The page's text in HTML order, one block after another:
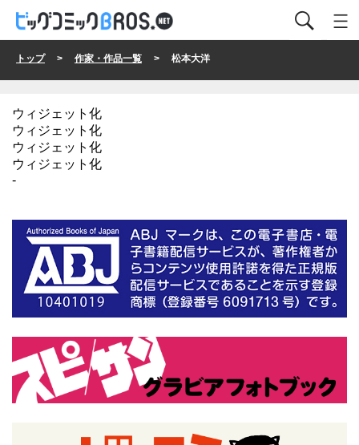
トップ> 作家・作品一覧 > 松本大洋
ウィジェット化
ウィジェット化
ウィジェット化
ウィジェット化
-